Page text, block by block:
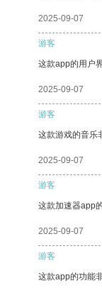
2025-09-07
游客
这款app的用户
2025-09-07
游客
这款游戏的音乐
2025-09-07
游客
这款加速器app
2025-09-07
游客
这款app的功能